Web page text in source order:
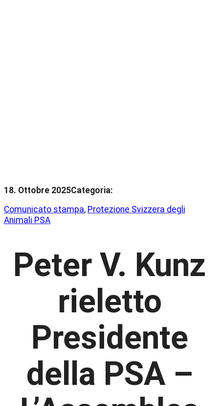
18. Ottobre 2025Categoria:
Comunicato stampa, Protezione Svizzera degli
Animali PSA
Peter V. Kunz
rieletto
Presidente
della PSA –